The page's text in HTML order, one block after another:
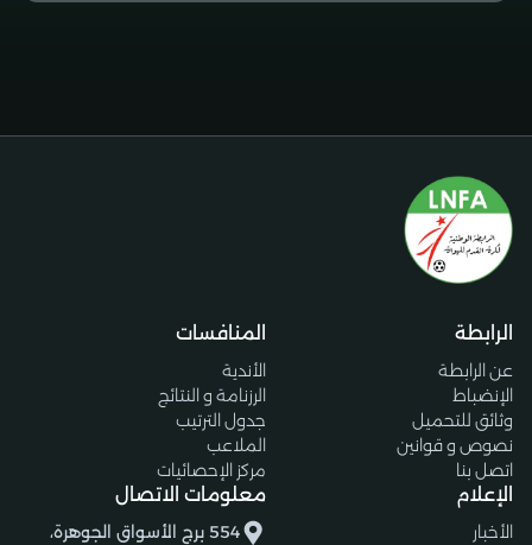
الرابطة
عن الرابطة
الإنضباط
وثائق للتحميل
نصوص و قوانين
اتصل بنا
المنافسات
الأندية
الرزنامة و النتائج
جدول الترتيب
الملاعب
مركز الإحصائيات
الإعلام
الأخبار
معلومات الاتصال
554 برج الأسواق الجوهرة،